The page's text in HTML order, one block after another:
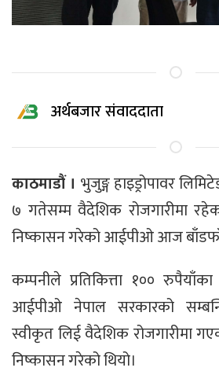
अर्थबजार संवाददाता
काठमाडौं । भुजुङ्ग हाइड्रोपावर
७ गतेसम्म वैदेशिक रोजगारीमा
निष्कासन गरेको आईपीओ आज
कम्पनीले प्रतिकित्ता १००
आईपीओ नेपाल सरकारको
स्वीकृत लिई वैदेशिक रोजगारीमा
निष्कासन गरेको थियो।